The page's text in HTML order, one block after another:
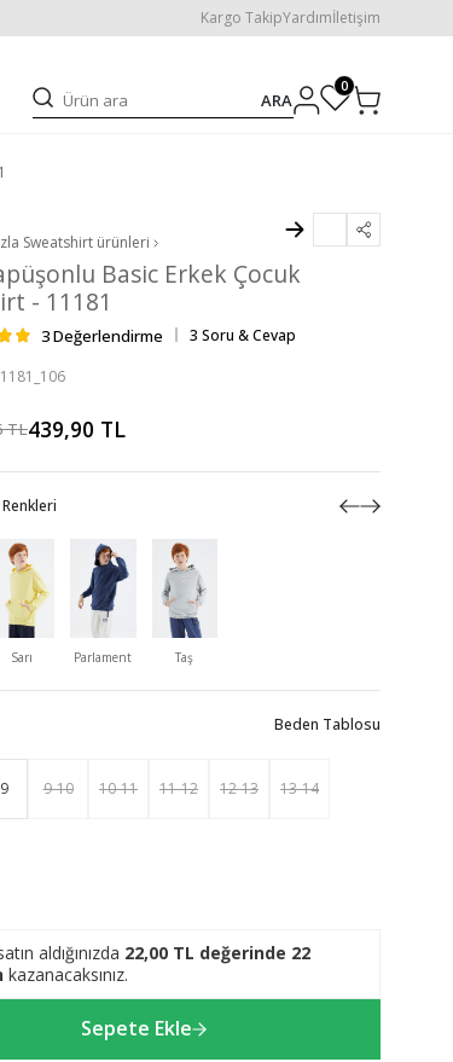
Kargo TakipYardımİletişim
ARA
0
Sweatshirt ürünleri
Basic Erkek Çocuk
- 11181
3 Değerlendirme
3 Soru & Cevap
TL439,90 TL
Sarı Parlament Taş
Beden Tablosu
9-10 10-11 11-12 12-13 13-14
aldığınızda 22,00 TL değerinde 22
kazanacaksınız.
Sepete Ekle